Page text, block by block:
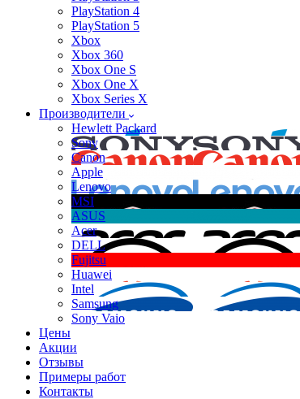
PlayStation 4
PlayStation 5
Xbox
Xbox 360
Xbox One S
Xbox One X
Xbox Series X
Производители
Hewlett Packard
Sony
Canon
Apple
Lenovo
MSI
ASUS
Acer
DELL
Fujitsu
Huawei
Intel
Samsung
Sony Vaio
Цены
Акции
Отзывы
Примеры работ
Контакты